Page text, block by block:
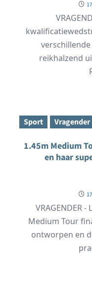
reikhalzend
Sport Vragender
1.45m Medium
en haar
VRAGENDER
Medium Tour
ontworpen en